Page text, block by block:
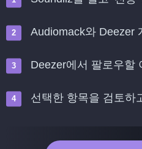
Audiomack와 Deezer
Deezer에서 팔로우할
선택한 항목을 검토하